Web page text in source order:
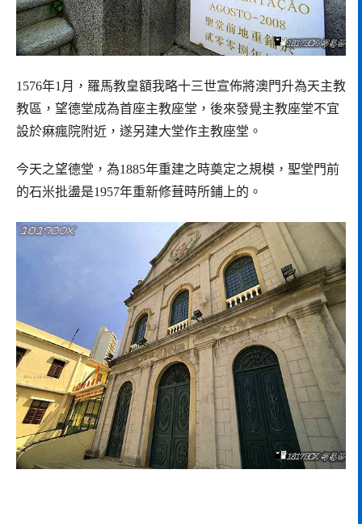
1576年1月，羅馬教皇額我略十三世宣佈將澳門升為天主教
教區，望德堂成為首座主教座堂，後來發覺主教座堂不宜
設於痳瘋院附近，遂另建大堂作主教座堂。
今天之望德堂，為1885年重建之時奠定之規模，聖堂門前
的石米批盪是1957年重新修葺時所鋪上的。